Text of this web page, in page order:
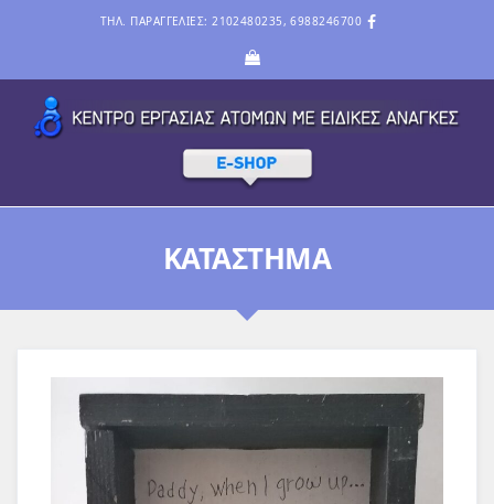
ΤΗΛ. ΠΑΡΑΓΓΕΛΙΕΣ: 2102480235, 6988246700
ΚΑΤΆΣΤΗΜΑ